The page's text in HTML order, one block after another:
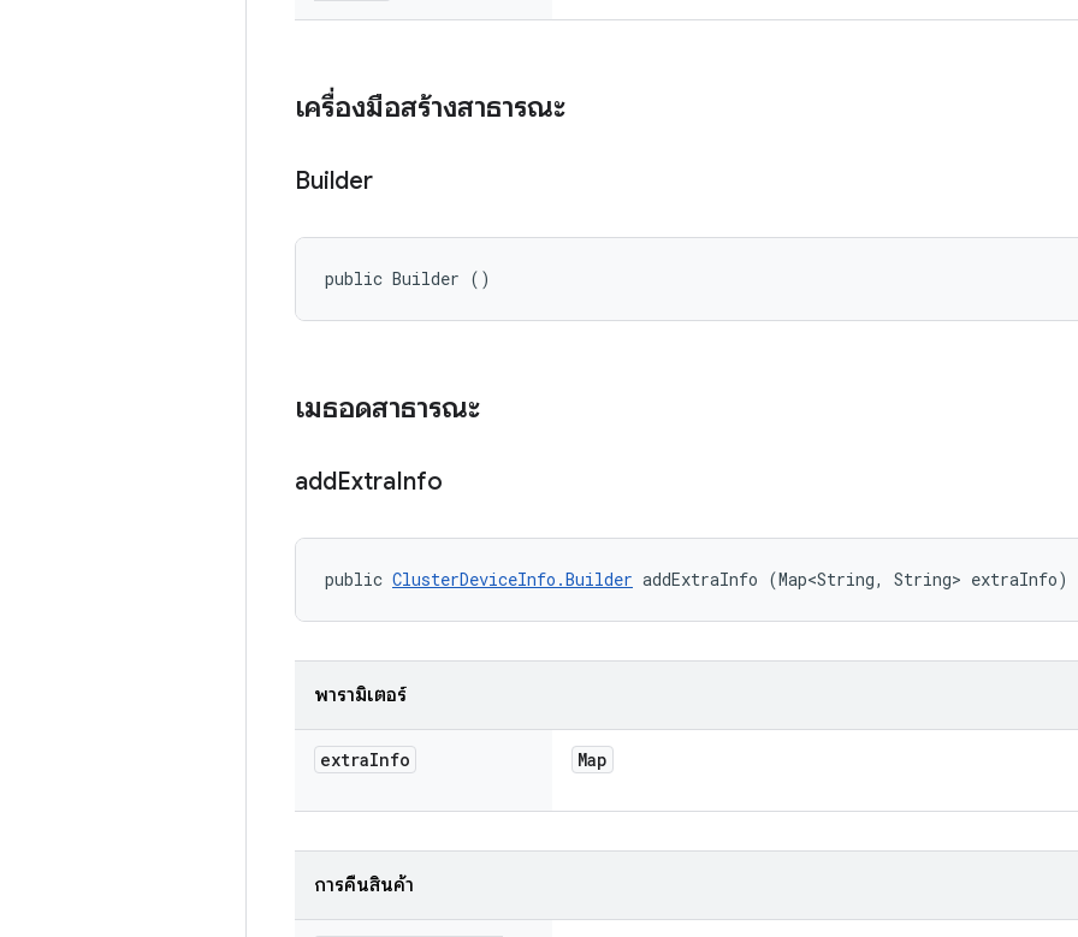
เครื่องมือสร้างสาธารณะ
Builder
public Builder ()
เมธอดสาธารณะ
addExtraInfo
public ClusterDeviceInfo.Builder addExtraInfo (Map<String, String> extraInfo)
พารามิเตอร์
extraInfo Map
การคืนสินค้า